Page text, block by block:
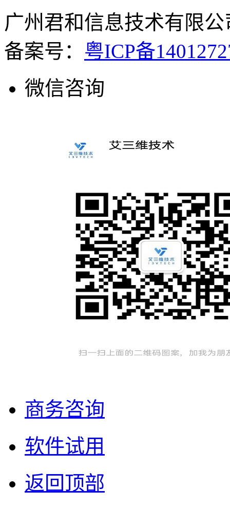
广州君和信息技术有限
备案号： 粤ICP备
微信咨询
商务咨询
软件试用
返回顶部